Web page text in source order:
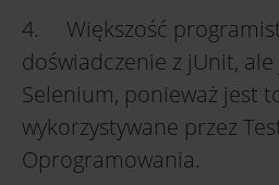
4. Większość
doświadczenie z jUnit,
Selenium, ponieważ jest
wykorzystywane przez
Oprogramowania.